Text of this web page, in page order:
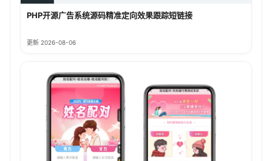
PHP开源广告系统源码精准定向效果跟踪短链接
更新 2026-08-06